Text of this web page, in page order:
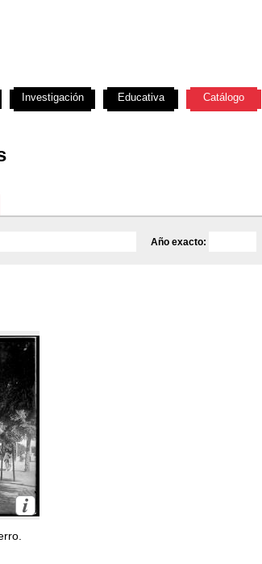
Año exacto:
Investigación Educativa Catálogo